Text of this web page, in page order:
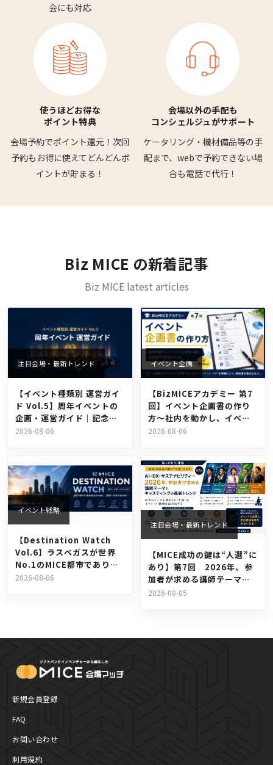
会にも対応
使うほどお得な
ポイント特典
会場予約でポイント還元！ 次回
予約もお得に使えて どんどんポ
イントが貯まる！
会場以外の手配も
コンシェルジュがサポート
ケータリング・機材備品等の手
配まで、webで予約できない場
合も電話で代行！
Biz MICE の新着記事
Biz MICE latest articles
注目会場・最新トレンド
【イベント種類別 運営ガイ
ド Vol.5】周年イベントの
企画・運営ガイド｜記念式
典を成功させるポイントと
2026-08-06
イベント企画
【BizMICEアカデミー 第7
回】イベント企画書の作り
方〜社内を動かし、イベン
トを成功へ導く企画書作成
2026-08-06
イベント戦略
【Destination Watch
Vol.6】ラスベガスが世界
No.1のMICE都市であり続
ける理由〜「展示会」を都
2026-08-06
注目会場・最新トレンド
【MICE成功の鍵は“人選”に
あり】第7回 2026年、参
加者が求める講師テーマと
キャスティングの最新トレ
2026-08-05
新規会員登録
FAQ
お問い合わせ
利用規約